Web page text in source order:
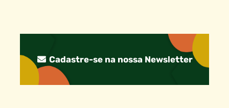
Cadastre-se na nossa Newsletter